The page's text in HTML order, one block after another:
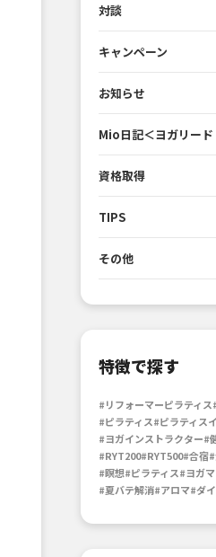
対談
キャンペーン
お知らせ
Mio日記＜ヨガリー
資格取得
TIPS
その他
特徴で探す
#リフォーマーピラティス
#ピラティス#ピラティス
#ヨガインストラクター#
#RYT200#RYT500#合宿
#瞑想#ピラティス#ヨガ
#夏バテ解消#アロマ#ダ